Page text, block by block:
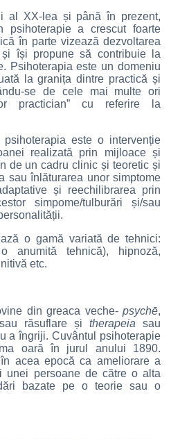
al XX-lea și până în prezent,
psihoterapie a crescut foarte
în parte vizează dezvoltarea
își propune să contribuie la
Psihoterapia este un domeniu
la granița dintre practică și
se de cele mai multe ori
practician” cu referire la
este o intervenție
realizată prin mijloace și
de un cadru clinic și teoretic și
sau înlăturarea unor simptome
și reechilibrarea prin
simpome/tulburări și/sau
o gamă variată de tehnici:
anumită tehnică), hipnoză,
etc.
din greaca veche- psychē,
răsuflare și therapeia sau
a îngriji. Cuvântul psihoterapie
oară în jurul anului 1890.
acea epocă ca ameliorare a
unei persoane de către o alta
bazate pe o teorie sau o